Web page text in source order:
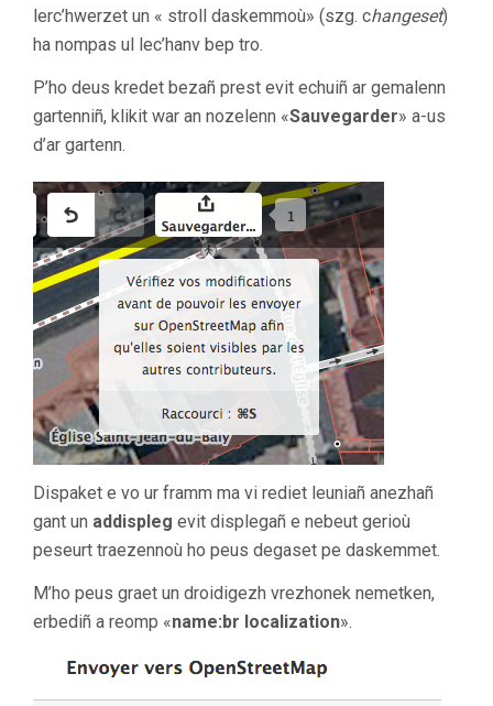
lerc’hwerzet un « stroll daskemmoù» (szg. changeset)
ha nompas ul lec’hanv bep tro.
P’ho deus kredet bezañ prest evit echuiñ ar gemalenn
gartenniñ, klikit war an nozelenn «Sauvegarder» a-us
d’ar gartenn.
Dispaket e vo ur framm ma vi rediet leuniañ anezhañ
gant un addispleg evit displegañ e nebeut gerioù
peseurt traezennoù ho peus degaset pe daskemmet.
M’ho peus graet un droidigezh vrezhonek nemetken,
erbediñ a reomp «name:br localization».